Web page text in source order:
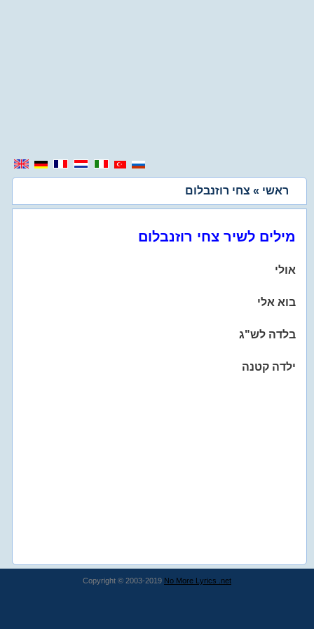
ראשי » צחי רוזנבלום
מילים לשיר צחי רוזנבלום
אולי
בוא אלי
בלדה לש"ג
ילדה קטנה
Copyright © 2003-2019 No More Lyrics .net